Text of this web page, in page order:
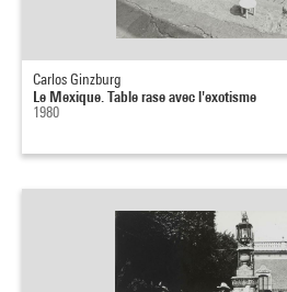
Carlos Ginzburg
Le Mexique. Table rase avec l'exotisme
1980